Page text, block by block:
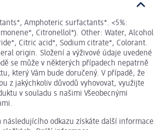
Amphoteric surfactants*. <5%:
Citronellol*). Other: Water, Alcohol
Citric acid*, Sodium citrate*, Colorant.
origin. Složení a výživové údaje uvedené
se může v některých případech nepatrně
který Vám bude doručený. V případě, že
z jakýchkoliv důvodů vyhovovat, využijte
v souladu s našimi Všeobecnými
následujícího odkazu získáte další informace